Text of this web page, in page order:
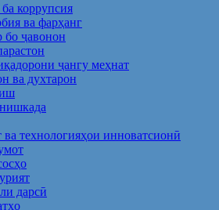
коррупсия
ва фарҳанг
ҷавонон
ҷангу меҳнат
ва духтарон
ва технологияҳои инноватсионӣ
дарсӣ